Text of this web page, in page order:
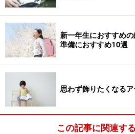
新一年生におすすめ
準備におすすめ10選
思わず飾りたくなる
この記事に関連す